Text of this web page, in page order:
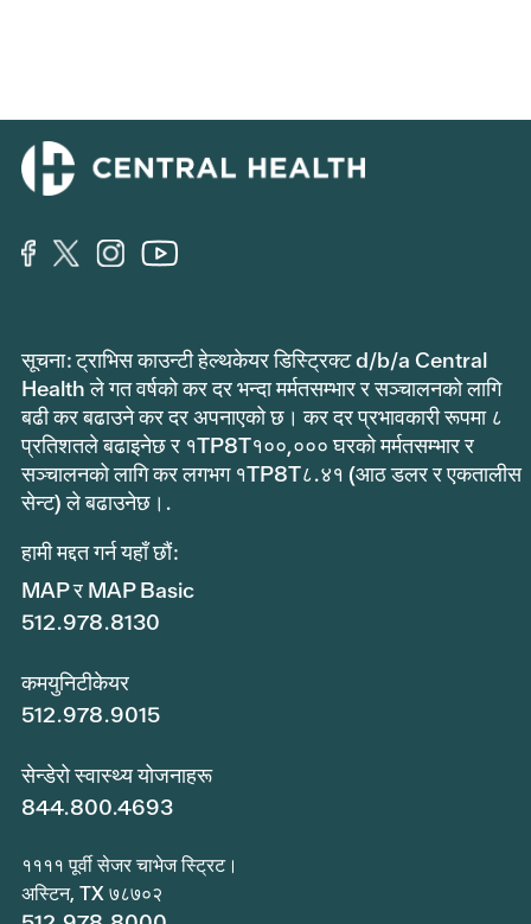
सूचना: ट्राभिस काउन्टी हेल्थकेयर डिस्ट्रिक्ट d/b/a Central
Health ले गत वर्षको कर दर भन्दा मर्मतसम्भार र सञ्चालनको लागि
बढी कर बढाउने कर दर अपनाएको छ। कर दर प्रभावकारी रूपमा ८
प्रतिशतले बढाइनेछ र १TP8T१००,००० घरको मर्मतसम्भार र
सञ्चालनको लागि कर लगभग १TP8T८.४१ (आठ डलर र एकतालीस
सेन्ट) ले बढाउनेछ।.
हामी मद्दत गर्न यहाँ छौं:
MAP र MAP Basic
512.978.8130
कमयुनिटीकेयर
512.978.9015
सेन्डेरो स्वास्थ्य योजनाहरू
844.800.4693
११११ पूर्वी सेजर चाभेज स्ट्रिट।
अस्टिन, TX ७८७०२